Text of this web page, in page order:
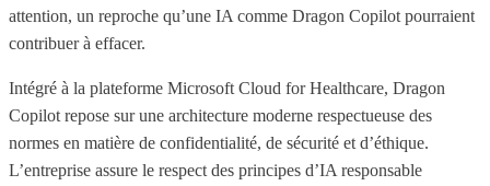
attention, un reproche qu’une IA comme Dragon Copilot pourraient
contribuer à effacer.
Intégré à la plateforme Microsoft Cloud for Healthcare, Dragon
Copilot repose sur une architecture moderne respectueuse des
normes en matière de confidentialité, de sécurité et d’éthique.
L’entreprise assure le respect des principes d’IA responsable